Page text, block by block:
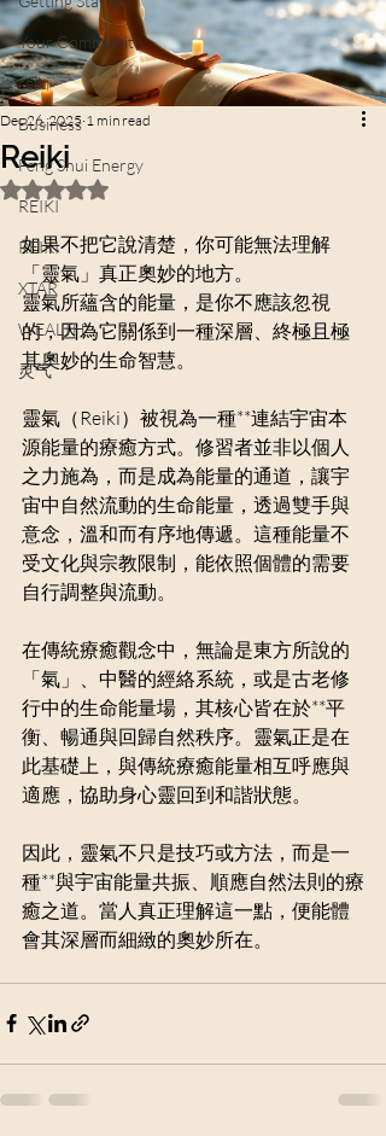
Your Community
reiki
Business
Feng Shui Energy
REIKI
REIKI
XTAR
WEALTH
灵气
Reiki
Dec 26, 2025 1 min read
Rated NaN out of 5 stars.
如果不把它說清楚，你可能無法理解
「靈氣」真正奧妙的地方。
靈氣所蘊含的能量，是你不應該忽視
的，因為它關係到一種深層、終極且極
其奧妙的生命智慧。
靈氣（Reiki）被視為一種**連結宇宙本
源能量的療癒方式。修習者並非以個人
之力施為，而是成為能量的通道，讓宇
宙中自然流動的生命能量，透過雙手與
意念，溫和而有序地傳遞。這種能量不
受文化與宗教限制，能依照個體的需要
自行調整與流動。
在傳統療癒觀念中，無論是東方所說的
「氣」、中醫的經絡系統，或是古老修
行中的生命能量場，其核心皆在於**平
衡、暢通與回歸自然秩序。靈氣正是在
此基礎上，與傳統療癒能量相互呼應與
適應，協助身心靈回到和諧狀態。
因此，靈氣不只是技巧或方法，而是一
種**與宇宙能量共振、順應自然法則的療
癒之道。當人真正理解這一點，便能體
會其深層而細緻的奧妙所在。